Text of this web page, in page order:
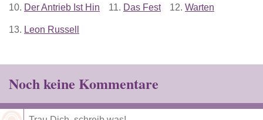
10. Der Antrieb Ist Hin 11. Das Fest 12. Warten
13. Leon Russell
Noch keine Kommentare